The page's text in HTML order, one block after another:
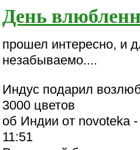
День
прошел интересно, и
незабываемо....
Индус подарил
3000 цветов
об Индии от novoteka
11:51